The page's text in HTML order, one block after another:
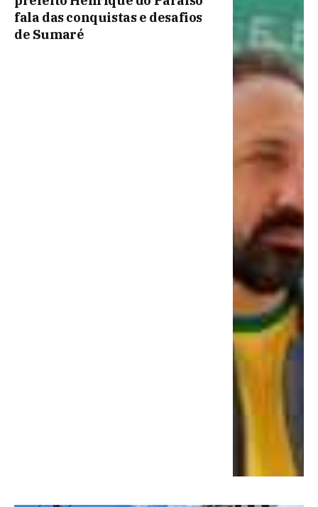
fala das conquistas e desafios
de Sumaré